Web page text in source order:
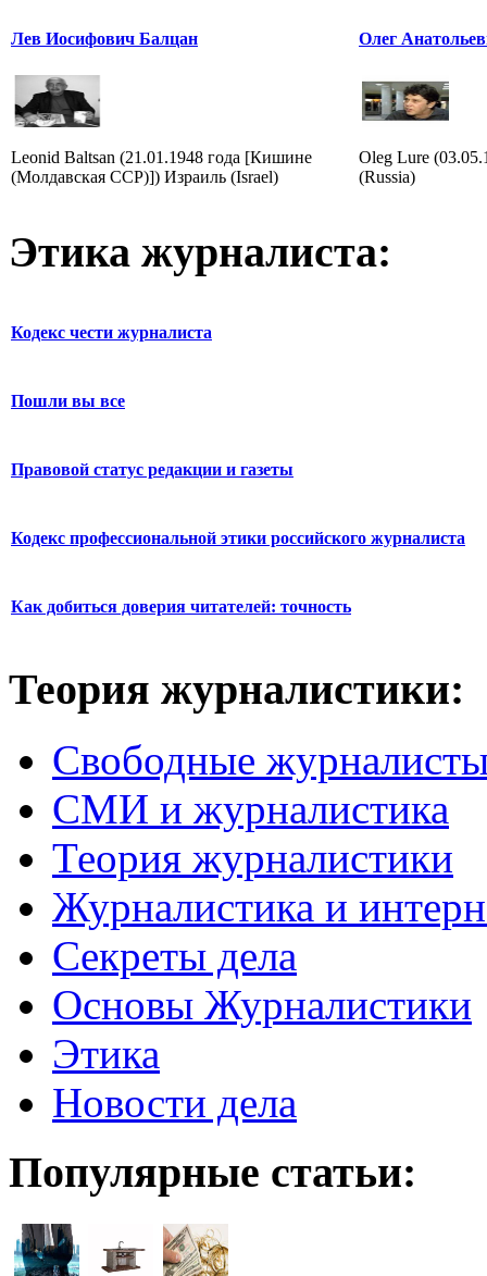
Лев Иосифович Балцан
Leonid Baltsan (21.01.1948 года [Кишине
(Молдавская ССР)]) Израиль (Israel)
Олег
Oleg Lure
(Russia)
Этика журналиста:
Кодекс чести журналиста
Пошли вы все
Правовой статус редакции и газеты
Кодекс профессиональной этики российского журналиста
Как добиться доверия читателей: точность
Теория журналистики:
Свободные
СМИ и журналистика
Теория журналистики
Журналистика и
Секреты дела
Основы Журналистики
Этика
Новости дела
Популярные статьи: